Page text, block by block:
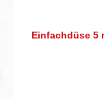
Einfachdüse 5